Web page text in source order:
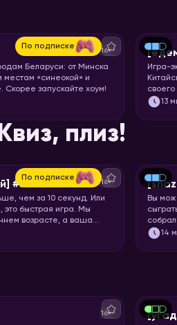
По подписке 16+
Беларуси: от Минска
местам «синеокой» и
Скорее запускайте хоум!
Игра-
13
плиз!
По подписке
#5 16+
чем за 10 секунд. Или
это быстрая игра. Мы
возрасте, а ваша
Вы
14
16+